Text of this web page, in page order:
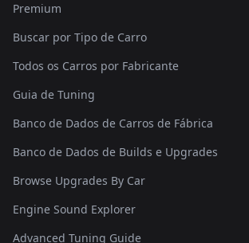
Premium
Buscar por Tipo de Carro
Todos os Carros por Fabricante
Guia de Tuning
Banco de Dados de Carros de Fábrica
Banco de Dados de Builds e Upgrades
Browse Upgrades By Car
Engine Sound Explorer
Advanced Tuning Guide